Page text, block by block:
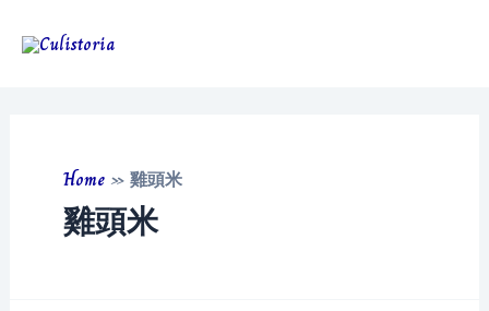
Home »雞頭米
雞頭米